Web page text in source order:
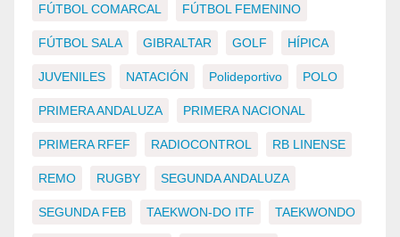
FÚTBOL COMARCAL FÚTBOL FEMENINO
FÚTBOL SALA GIBRALTAR GOLF HÍPICA
JUVENILES NATACIÓN Polideportivo POLO
PRIMERA ANDALUZA PRIMERA NACIONAL
PRIMERA RFEF RADIOCONTROL RB LINENSE
REMO RUGBY SEGUNDA ANDALUZA
SEGUNDA FEB TAEKWON-DO ITF TAEKWONDO